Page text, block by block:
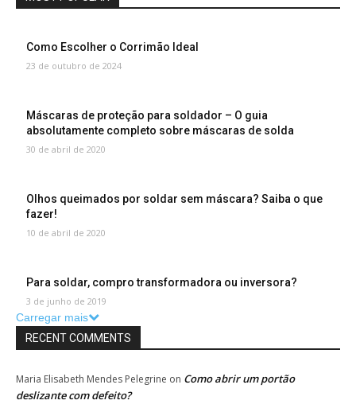
Como Escolher o Corrimão Ideal
23 de outubro de 2024
Máscaras de proteção para soldador – O guia
absolutamente completo sobre máscaras de solda
30 de abril de 2020
Olhos queimados por soldar sem máscara? Saiba o que
fazer!
10 de abril de 2020
Para soldar, compro transformadora ou inversora?
3 de junho de 2019
Carregar mais
RECENT COMMENTS
Maria Elisabeth Mendes Pelegrine on Como abrir um portão
deslizante com defeito?